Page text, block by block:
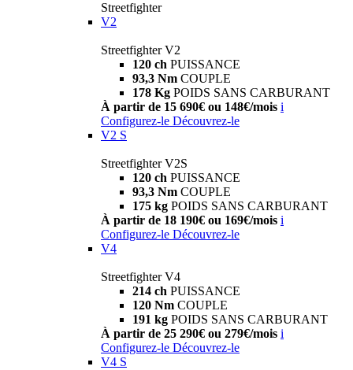
Streetfighter
V2
Streetfighter V2
120 ch PUISSANCE
93,3 Nm COUPLE
178 Kg POIDS SANS CARBURANT
À partir de 15 690€ ou 148€/mois i
Configurez-le Découvrez-le
V2 S
Streetfighter V2S
120 ch PUISSANCE
93,3 Nm COUPLE
175 kg POIDS SANS CARBURANT
À partir de 18 190€ ou 169€/mois i
Configurez-le Découvrez-le
V4
Streetfighter V4
214 ch PUISSANCE
120 Nm COUPLE
191 kg POIDS SANS CARBURANT
À partir de 25 290€ ou 279€/mois i
Configurez-le Découvrez-le
V4 S